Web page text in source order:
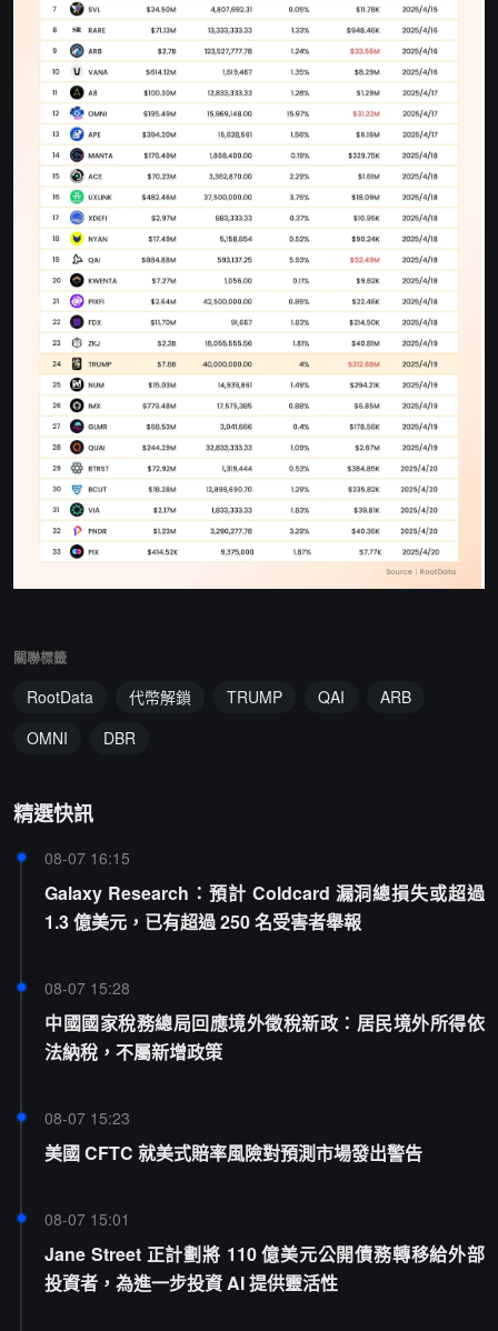
關聯標籤
RootData 代幣解鎖 TRUMP QAI
ARB
OMNI
DBR
精選快訊
08-07 16:15
Galaxy Research：預計 Coldcard 漏洞總損失或超過
1.3 億美元，已有超過 250 名受害者舉報
08-07 15:28
中國國家稅務總局回應境外徵稅新政：居民境外所得依
法納稅，不屬新增政策
08-07 15:23
美國 CFTC 就美式賠率風險對預測市場發出警告
08-07 15:01
Jane Street 正計劃將 110 億美元公開債務轉移給外部
投資者，為進一步投資 AI 提供靈活性